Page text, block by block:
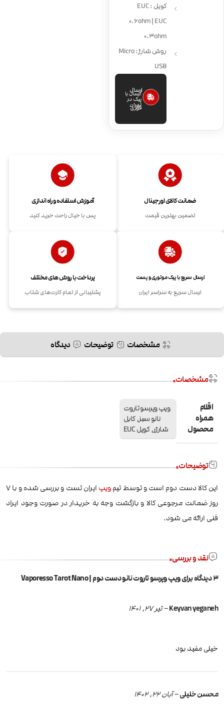
کویل : EUC
0.6ohm | EUC
0.3ohm
روش شارژ: Micro
USB
ارسال
فوری
ارسال با
پیک در
تهران
ضمانت کالای اورجینال
تضمین بهترین قیمت
آموزش استفاده و راه اندازی
پس با خیال راحت خرید کنید
ارسال سریع با پیک موتوری و پست
ارسال سریع به سراسر ایران
پرداخت با روش های مختلف
پشتیبانی از تمام کارت‌های شتاب
مشخصات توضیحات دیدگاه
مشخصات
اقلام
همراه
محصول
ویپ وپرسو تاروت
نانو سبز,کابل
شارژر,کویل EUC
توضیحات
این کالا دست دوم است و توسط تیمویپ
ایران تست و بررسی شده و با 7
روز ضمانت مرجوعی کالا و بازگشت وجه به خریدار در صورت وجود ایراد
فنی ارائه می شود.
نقد و بررسی
3 دیدگاه برای ویپ وپرسو تاروت نانو دست دوم | Vaporesso Tarot Nano
Keyvan yeganeh
– تیر 27, 1401
خیلی مفید بود
محسن خلیلی–آبان 22, 1402